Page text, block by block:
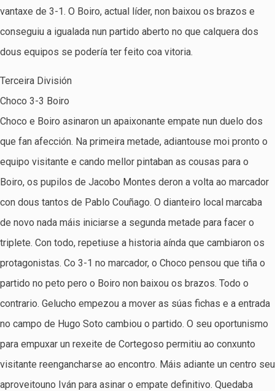
vantaxe de 3-1. O Boiro, actual líder, non baixou os brazos e
conseguiu a igualada nun partido aberto no que calquera dos
dous equipos se podería ter feito coa vitoria.
Terceira División
Choco 3-3 Boiro
Choco e Boiro asinaron un apaixonante empate nun duelo dos
que fan afección. Na primeira metade, adiantouse moi pronto o
equipo visitante e cando mellor pintaban as cousas para o
Boiro, os pupilos de Jacobo Montes deron a volta ao marcador
con dous tantos de Pablo Couñago. O dianteiro local marcaba
de novo nada máis iniciarse a segunda metade para facer o
triplete. Con todo, repetiuse a historia aínda que cambiaron os
protagonistas. Co 3-1 no marcador, o Choco pensou que tiña o
partido no peto pero o Boiro non baixou os brazos. Todo o
contrario. Gelucho empezou a mover as súas fichas e a entrada
no campo de Hugo Soto cambiou o partido. O seu oportunismo
para empuxar un rexeite de Cortegoso permitiu ao conxunto
visitante reengancharse ao encontro. Máis adiante un centro seu
aproveitouno Iván para asinar o empate definitivo. Quedaba